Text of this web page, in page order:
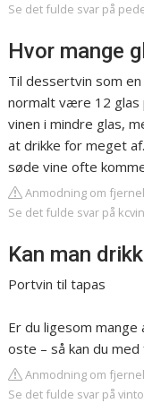
Se det fulde svar på
Hvor mange
Til dessertvin som
normalt være 12 glas
vinen i mindre glas,
at drikke for meget
søde vine ofte
Anmodning om
Se det fulde svar på
Kan man
Portvin til tapas
Er du ligesom
oste – så kan du
Anmodning om
Se det fulde svar på